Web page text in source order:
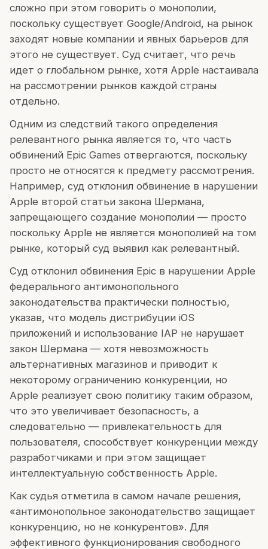
сложно при этом говорить о монополии,
поскольку существует Google/Android, на рынок
заходят новые компании и явных барьеров для
этого не существует. Суд считает, что речь
идет о глобальном рынке, хотя Apple настаивала
на рассмотрении рынков каждой страны
отдельно.
Одним из следствий такого определения
релевантного рынка является то, что часть
обвинений Epic Games отвергаются, поскольку
просто не относятся к предмету рассмотрения.
Например, суд отклонил обвинение в нарушении
Apple второй статьи закона Шермана,
запрещающего создание монополии — просто
поскольку Apple не является монополией на том
рынке, который суд выявил как релевантный.
Суд отклонил обвинения Epic в нарушении Apple
федерального антимонопольного
законодательства практически полностью,
указав, что модель дистрибуции iOS
приложений и использование IAP не нарушает
закон Шермана — хотя невозможность
альтернативных магазинов и приводит к
некоторому ограничению конкуренции, но
Apple реализует свою политику таким образом,
что это увеличивает безопасность, а
следовательно — привлекательность для
пользователя, способствует конкуренции между
разработчиками и при этом защищает
интеллектуальную собственность Apple.
Как судья отметила в самом начале решения,
«антимонопольное законодательство защищает
конкуренцию, но не конкурентов». Для
эффективного функционирования свободного